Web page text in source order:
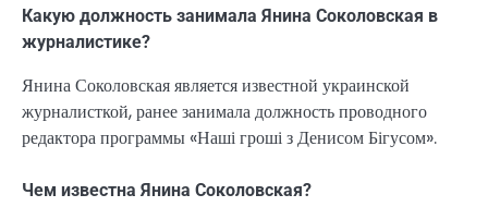
Какую должность занимала Янина Соколовская в
журналистике?
Янина Соколовская является известной украинской
журналисткой, ранее занимала должность проводного
редактора программы «Наші гроші з Денисом Бігусом».
Чем известна Янина Соколовская?